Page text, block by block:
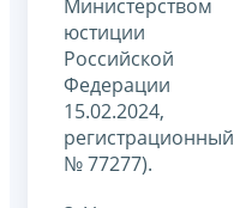
Министерством
юстиции
Российской
Федерации
15.02.2024,
регистрационный
№ 77277).